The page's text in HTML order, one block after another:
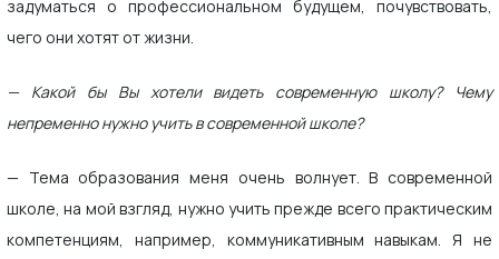
задуматься о профессиональном будущем, почувствовать,
чего они хотят от жизни.
— Какой бы Вы хотели видеть современную школу? Чему
непременно нужно учить в современной школе?
— Тема образования меня очень волнует. В современной
школе, на мой взгляд, нужно учить прежде всего практическим
компетенциям, например, коммуникативным навыкам. Я не